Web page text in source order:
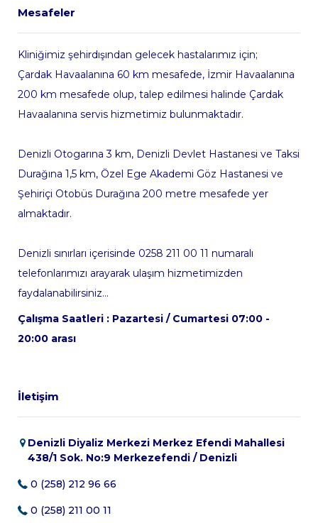
Mesafeler
Kliniğimiz şehirdışından gelecek hastalarımız için;
Çardak Havaalanına 60 km mesafede, İzmir Havaalanına
200 km mesafede olup, talep edilmesi halinde Çardak
Havaalanına servis hizmetimiz bulunmaktadır.
Denizli Otogarına 3 km, Denizli Devlet Hastanesi ve Taksi
Durağına 1,5 km, Özel Ege Akademi Göz Hastanesi ve
Şehiriçi Otobüs Durağına 200 metre mesafede yer
almaktadır.
Denizli sınırları içerisinde 0258 211 00 11 numaralı
telefonlarımızı arayarak ulaşım hizmetimizden
faydalanabilirsiniz...
Çalışma Saatleri : Pazartesi / Cumartesi 07:00 -
20:00 arası
İletişim
Denizli Diyaliz Merkezi Merkez Efendi Mahallesi
438/1 Sok. No:9 Merkezefendi / Denizli
0 (258) 212 96 66
0 (258) 211 00 11